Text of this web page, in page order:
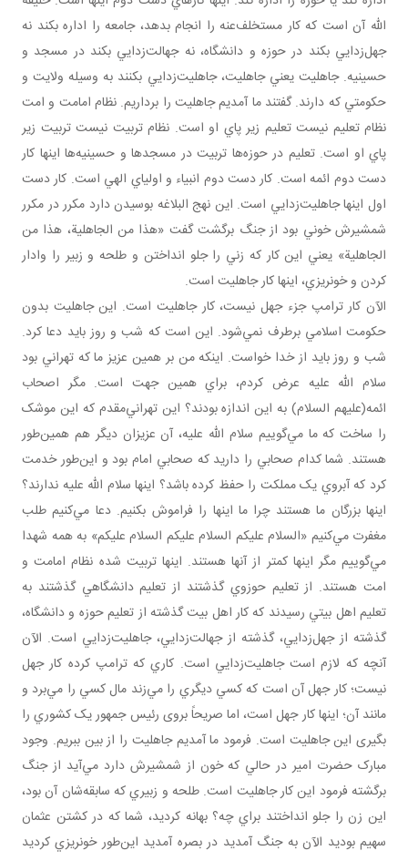
الله آن است که کار مستخلف‌عنه را انجام بدهد، جامعه را اداره بکند نه
جهل‌زدايي بکند در حوزه و دانشگاه، نه جهالت‌زدايي بکند در مسجد و
حسينيه. جاهليت يعني جاهليت، جاهليت‌زدايي بکنند به وسيله ولايت و
حکومتي که دارند. گفتند ما آمديم جاهليت را برداريم. نظام امامت و امت
نظام تعليم نيست تعليم زير پاي او است. نظام تربيت نيست تربيت زير
پاي او است. تعليم در حوزه‌ها تربيت در مسجدها و حسينيه‌ها اينها کار
دست دوم ائمه است. کار دست دوم انبياء و اولياي الهي است. کار دست
اول اينها جاهليت‌زدايي است. اين نهج البلاغه بوسيدن دارد مکرر در مکرر
شمشيرش خوني بود از جنگ برگشت گفت «هذا من الجاهلية، هذا من
الجاهلية» يعني اين کار که زني را جلو انداختن و طلحه و زبير را وادار
کردن و خونريزي، اينها کار جاهليت است.
الآن کار ترامپ جزء جهل نيست، کار جاهليت است. اين جاهليت بدون
حکومت اسلامي برطرف نمي‌شود. اين است که شب و روز بايد دعا کرد.
شب و روز بايد از خدا خواست. اينکه من بر همين عزيز ما که تهراني بود
سلام الله عليه عرض کردم، براي همين جهت است. مگر اصحاب
ائمه(عليهم السلام) به اين اندازه بودند؟ اين تهراني‌مقدم که اين موشک
را ساخت که ما مي‌گوييم سلام الله عليه، آن عزيزان ديگر هم همين‌طور
هستند. شما کدام صحابي را داريد که صحابي امام بود و اين‌طور خدمت
کرد که آبروي يک مملکت را حفظ کرده باشد؟ اينها سلام الله عليه ندارند؟
اينها بزرگان ما هستند چرا ما اينها را فراموش بکنيم. دعا مي‌کنيم طلب
مغفرت مي‌کنيم «السلام عليکم السلام عليکم السلام عليکم» به همه شهدا
مي‌گوييم مگر اينها کمتر از آنها هستند. اينها تربيت شده نظام امامت و
امت هستند. از تعليم حوزوي گذشتند از تعليم دانشگاهي گذشتند به
تعليم اهل بيتي رسيدند که کار اهل بيت گذشته از تعليم حوزه و دانشگاه،
گذشته از جهل‌زدايي، گذشته از جهالت‌زدايي، جاهليت‌زدايي است. الآن
آنچه که لازم است جاهليت‌زدايي است. کاري که ترامپ کرده کار جهل
نيست؛ کار جهل آن است که کسي ديگري را مي‌زند مال کسي را مي‌برد و
مانند آن؛ اينها کار جهل است، اما صريحاً بروی رئيس جمهور يک کشوري را
بگيری اين جاهليت است. فرمود ما آمديم جاهليت را از بين ببريم. وجود
مبارک حضرت امير در حالي که خون از شمشيرش دارد مي‌آيد از جنگ
برگشته فرمود اين کار جاهليت است. طلحه و زبيري که سابقه‌شان آن بود،
اين زن را جلو انداختند براي چه؟ بهانه کرديد، شما که در کشتن عثمان
سهيم بوديد الآن به جنگ آمديد در بصره آمديد اين‌طور خونريزي کرديد